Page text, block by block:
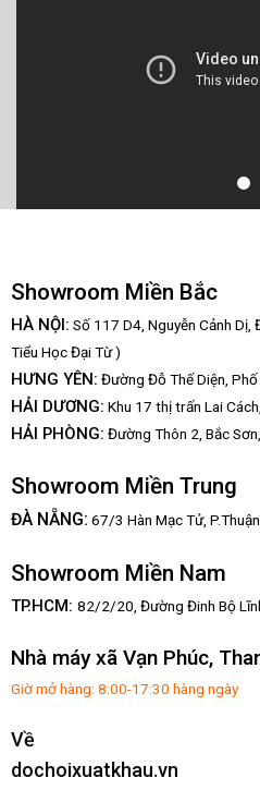
Showroom Miền Bắc
HÀ NỘI: Số 117 D4, Nguyễn Cảnh Dị,
Tiểu Học Đại Từ )
HƯNG YÊN: Đường Đỗ Thế Diện, Phố
HẢI DƯƠNG: Khu 17 thị trấn Lai
HẢI PHÒNG: Đường Thôn 2, Bắc
Showroom Miền Trung
ĐÀ NẴNG: 67/3 Hàn Mạc Tử,
Showroom Miền Nam
TP.HCM: 82/2/20, Đường Đinh Bộ
Nhà máy xã Vạn Phúc,
Giờ mở hàng: 8:00-17:30 hàng ngày
Về
dochoixuatkhau.vn